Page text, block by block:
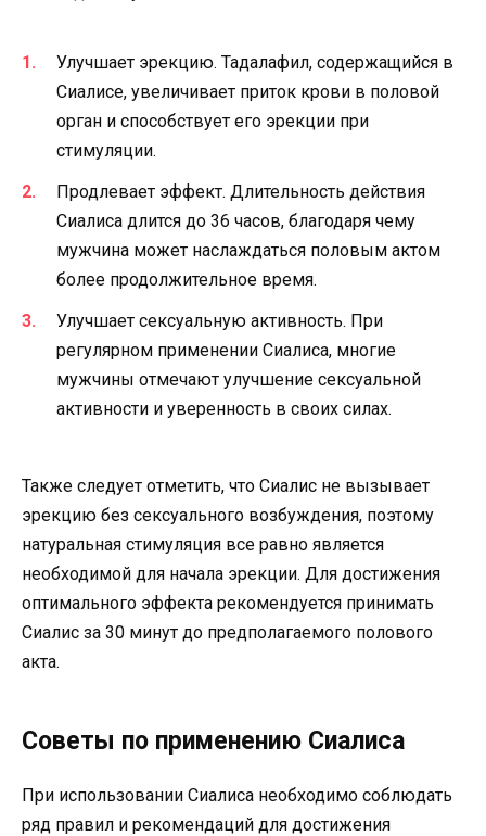
Улучшает эрекцию. Тадалафил, содержащийся в
Сиалисе, увеличивает приток крови в половой
орган и способствует его эрекции при
стимуляции.
Продлевает эффект. Длительность действия
Сиалиса длится до 36 часов, благодаря чему
мужчина может наслаждаться половым актом
более продолжительное время.
Улучшает сексуальную активность. При
регулярном применении Сиалиса, многие
мужчины отмечают улучшение сексуальной
активности и уверенность в своих силах.
Также следует отметить, что Сиалис не вызывает
эрекцию без сексуального возбуждения, поэтому
натуральная стимуляция все равно является
необходимой для начала эрекции. Для достижения
оптимального эффекта рекомендуется принимать
Сиалис за 30 минут до предполагаемого полового
акта.
Советы по применению Сиалиса
При использовании Сиалиса необходимо соблюдать
ряд правил и рекомендаций для достижения